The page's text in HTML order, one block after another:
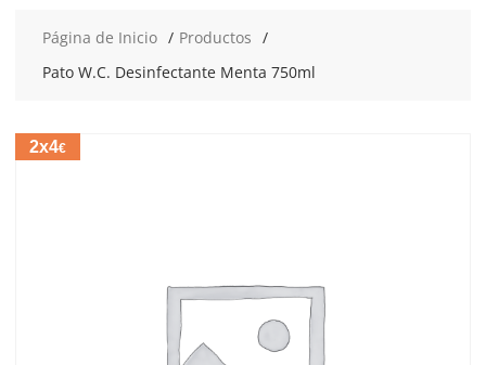
Página de Inicio
Productos
Pato W.C. Desinfectante Menta 750ml
2x4€